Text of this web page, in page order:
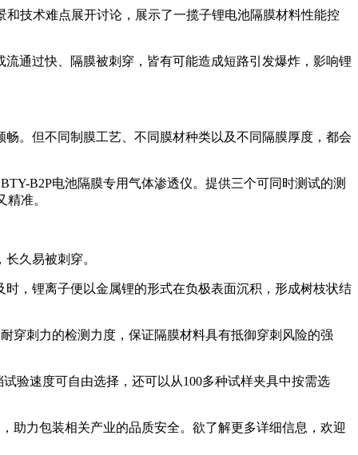
技术难点展开讨论，展示了一揽子锂电池隔膜材料性能控
通过快、隔膜被刺穿，皆有可能造成短路引发爆炸，影响锂
。但不同制膜工艺、不同膜材种类以及不同隔膜厚度，都会
B2P电池隔膜专用气体渗透仪。提供三个可同时测试的测
准。
久易被刺穿。
，锂离子便以金属锂的形式在负极表面沉积，形成树枝状结
穿刺力的检测力度，保证隔膜材料具有抵御穿刺风险的强
验速度可自由选择，还可以从100多种试样夹具中按需选
助力包装相关产业的品质安全。欲了解更多详细信息，欢迎